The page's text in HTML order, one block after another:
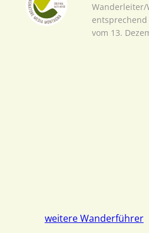
entsprechend
vom 13.
weitere Wanderführer